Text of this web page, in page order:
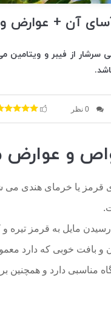
آن + عوارض
سرشار از فیبر و ویتامین
0 نظر
و عوارض
قرمز یا خرمای هندی می
مایل به قرمز
و بافت خوبی که دارد
مناسبی دارد و همچنین